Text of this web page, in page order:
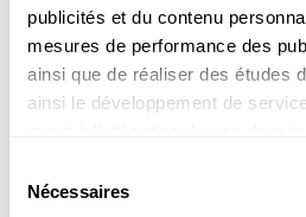
publicités et du contenu
mesures de performance des
ainsi que de réaliser des études
ainsi le développement de
tout moment en consultant la
Nécessaires
La newsletter nature